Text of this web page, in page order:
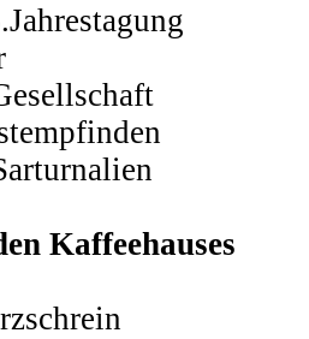
Kaffeehauses